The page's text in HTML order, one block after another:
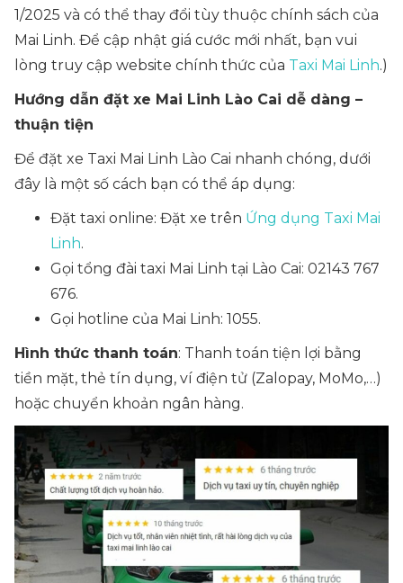
1/2025 và có thể thay đổi tùy thuộc chính sách của
Mai Linh. Để cập nhật giá cước mới nhất, bạn vui
lòng truy cập website chính thức của Taxi Mai Linh.)
Hướng dẫn đặt xe Mai Linh Lào Cai dễ dàng –
thuận tiện
Để đặt xe Taxi Mai Linh Lào Cai nhanh chóng, dưới
đây là một số cách bạn có thể áp dụng:
Đặt taxi online: Đặt xe trên Ứng dụng Taxi Mai
Linh.
Gọi tổng đài taxi Mai Linh tại Lào Cai: 02143 767
676.
Gọi hotline của Mai Linh: 1055.
Hình thức thanh toán: Thanh toán tiện lợi bằng
tiền mặt, thẻ tín dụng, ví điện tử (Zalopay, MoMo,…)
hoặc chuyển khoản ngân hàng.